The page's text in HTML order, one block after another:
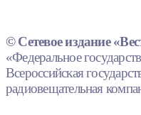
© Сетевое издание
«Федеральное
Всероссийская
радиовещательная